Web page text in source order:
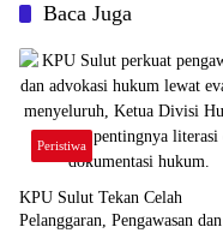
Baca Juga
Peristiwa
KPU Sulut Tekan Celah
Pelanggaran, Pengawasan dan